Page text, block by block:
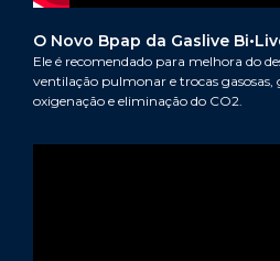
O Novo Bpap da Gaslive
Ele é recomendado para melhora do
ventilação pulmonar e trocas
oxigenação e eliminação do CO2.